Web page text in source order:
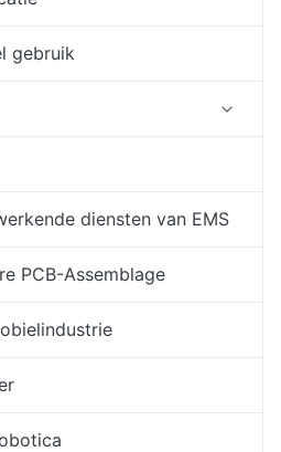
gebruik
diensten van EMS
PCB-Assemblage